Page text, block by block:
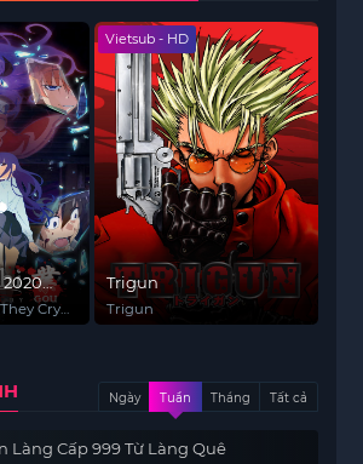
2020
Cry
Vietsub - HD
Trigun
Trigun
Ngày Tuần Tháng Tất cả
Làng Cấp 999 Từ Làng Quê